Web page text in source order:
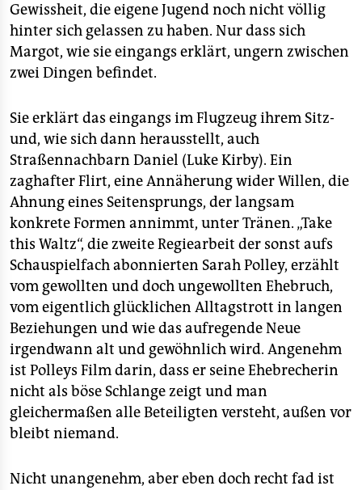
genossenschaft
epaper login
Gewissheit, die eigene Jugend noch nicht völlig
hinter sich gelassen zu haben. Nur dass sich
Margot, wie sie eingangs erklärt, ungern zwischen
zwei Dingen befindet.
Sie erklärt das eingangs im Flugzeug ihrem Sitz-
und, wie sich dann herausstellt, auch
Straßennachbarn Daniel (Luke Kirby). Ein
zaghafter Flirt, eine Annäherung wider Willen, die
Ahnung eines Seitensprungs, der langsam
konkrete Formen annimmt, unter Tränen. „Take
this Waltz“, die zweite Regiearbeit der sonst aufs
Schauspielfach abonnierten Sarah Polley, erzählt
vom gewollten und doch ungewollten Ehebruch,
vom eigentlich glücklichen Alltagstrott in langen
Beziehungen und wie das aufregende Neue
irgendwann alt und gewöhnlich wird. Angenehm
ist Polleys Film darin, dass er seine Ehebrecherin
nicht als böse Schlange zeigt und man
gleichermaßen alle Beteiligten versteht, außen vor
bleibt niemand.
Nicht unangenehm, aber eben doch recht fad ist